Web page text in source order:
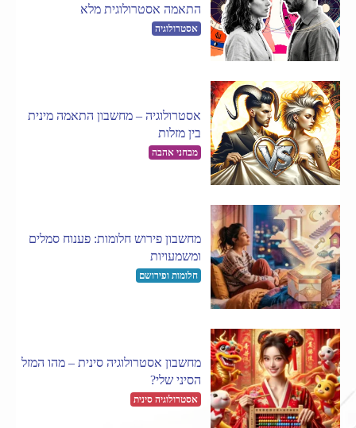
התאמה אסטרולוגית מלא
אסטרולוגיה
אסטרולוגיה – מחשבון התאמה מינית
בין מזלות
מבחני אהבה
מחשבון פירוש חלומות: פענוח סמלים
ומשמעויות
חלומות ופירושם
מחשבון אסטרולוגיה סינית – מהו המזל
הסיני שלי?
אסטרולוגיה סינית